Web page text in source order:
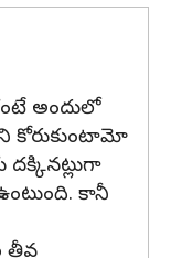
అందులో
కోరుకుంటామో
కానీ